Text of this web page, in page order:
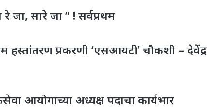
जा, सारे जा ” ! सर्वप्रथम
प्रकरणी ‘एसआयटी’ चौकशी – देवेंद्र
आयोगाच्या अध्यक्ष पदाचा कार्यभार